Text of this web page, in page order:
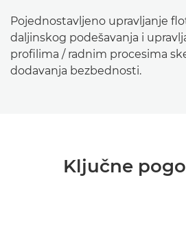
Pojednostavljeno upravljanje
daljinskog podešavanja i
profilima / radnim procesima
dodavanja bezbednosti.
Ključne